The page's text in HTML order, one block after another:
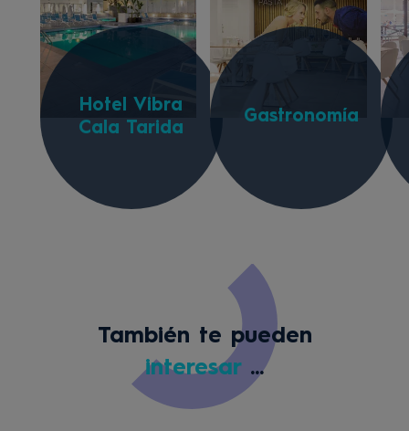
Hotel Vibra
Cala Tarida
Gastronomía
También te pueden
interesar ...